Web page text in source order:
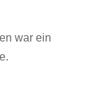
war ein